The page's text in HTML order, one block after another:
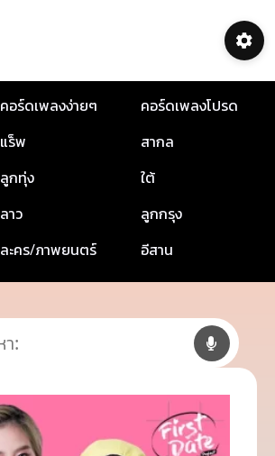
คอร์ดเพลงง่ายๆ
คอร์ดเพลงโปรด
แร็พ
สากล
ลูกทุ่ง
ใต้
ลาว
ลูกกรุง
ละคร/ภาพยนตร์ อีสาน